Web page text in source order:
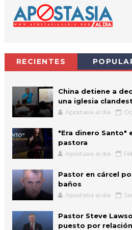
RECIENTES
China detiene a
una iglesia
Apostasia al dia
"Era dinero Santo"
pastora
Apostasia al dia
Pastor en cárcel
baños
Apostasia al dia
Pastor Steve
puesto por